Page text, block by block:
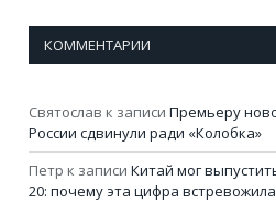
КОММЕНТАРИИ
Святослав к записи Премьеру
России сдвинули ради «Колобка»
Петр к записи Китай мог
20: почему эта цифра